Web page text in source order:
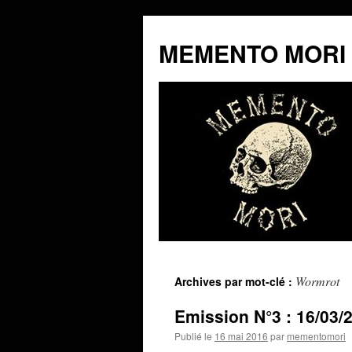
MEMENTO MORI
contenu
Archives par mot-clé : Wormrot
Emission N°3 : 16/03/
Publié le 16 mai 2016 par mementomori